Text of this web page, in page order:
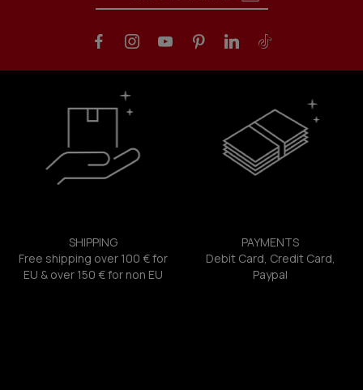
SHIPPING
Free shipping over 100 € for
EU & over 150 € for non EU
PAYMENTS
Debit Card, Credit Card,
Paypal